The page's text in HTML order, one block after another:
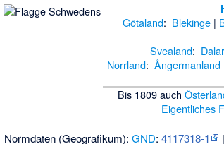
Götaland: Blekinge |
Svealand:
Norrland: Ångermanland
Bis 1809 auch
Eigentliches
Normdaten (Geografikum):GND:4117318-1